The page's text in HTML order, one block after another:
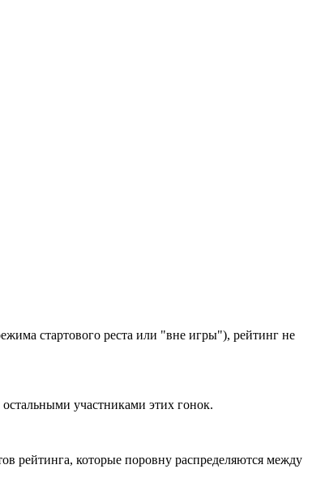
стартового реста или "вне игры"), рейтинг не
участниками этих гонок.
рейтинга, которые поровну распределяются между